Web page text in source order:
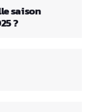
saison
?